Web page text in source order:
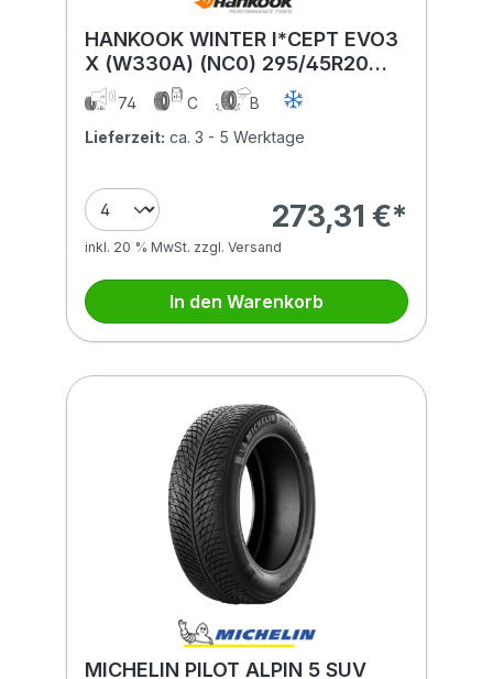
HANKOOK WINTER I*CEPT EVO3
X (W330A) (NC0) 295/45R20
114V (NC0) XL MFS BSW
74 C
B
Lieferzeit: ca. 3 - 5 Werktage
273,31 €*
inkl. 20 % MwSt. zzgl. Versand
In den Warenkorb
MICHELIN PILOT ALPIN 5 SUV